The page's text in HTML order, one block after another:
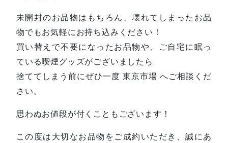
未開封のお品物はもちろん、壊れてしまったお品
物でもお気軽にお持ち込みください！
買い替えで不要になったお品物や、ご自宅に眠っ
ている喫煙グッズがございましたら
捨ててしまう前にぜひ一度 東京市場 へご相談くだ
さい。
思わぬお値段が付くこともございます！
この度は大切なお品物をご成約いただき、誠にあ